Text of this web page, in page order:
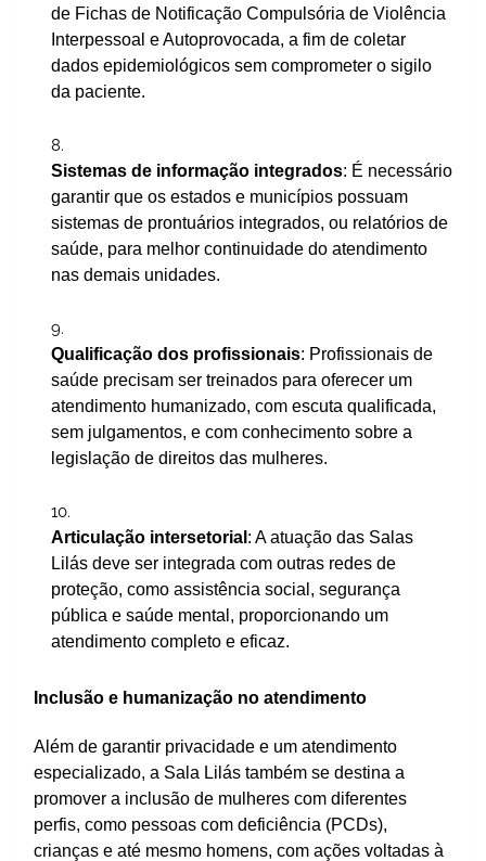
de Fichas de Notificação Compulsória de Violência
Interpessoal e Autoprovocada, a fim de coletar
dados epidemiológicos sem comprometer o sigilo
da paciente.
Sistemas de informação integrados: É necessário
garantir que os estados e municípios possuam
sistemas de prontuários integrados, ou relatórios de
saúde, para melhor continuidade do atendimento
nas demais unidades.
Qualificação dos profissionais: Profissionais de
saúde precisam ser treinados para oferecer um
atendimento humanizado, com escuta qualificada,
sem julgamentos, e com conhecimento sobre a
legislação de direitos das mulheres.
Articulação intersetorial : A atuação das Salas
Lilás deve ser integrada com outras redes de
proteção, como assistência social, segurança
pública e saúde mental, proporcionando um
atendimento completo e eficaz.
Inclusão e humanização no atendimento
Além de garantir privacidade e um atendimento
especializado, a Sala Lilás também se destina a
promover a inclusão de mulheres com diferentes
perfis, como pessoas com deficiência (PCDs),
crianças e até mesmo homens, com ações voltadas à